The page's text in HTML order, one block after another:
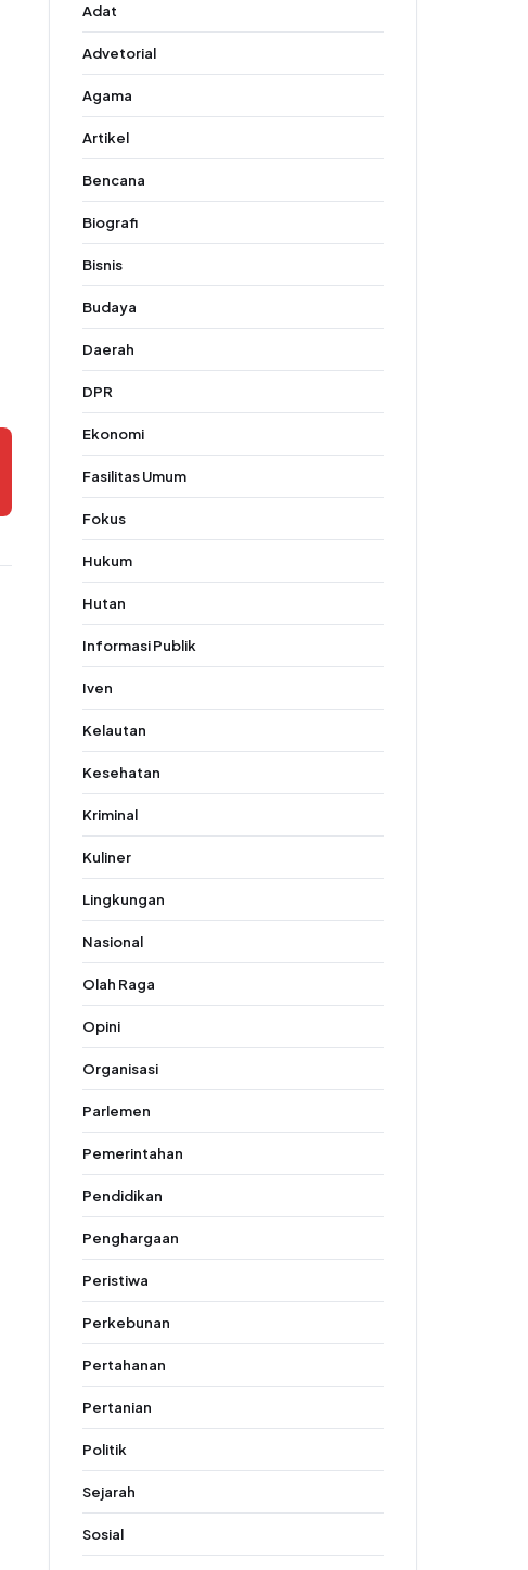
Adat
Advetorial
Agama
Artikel
Bencana
Biografi
Bisnis
Budaya
Daerah
DPR
Ekonomi
Fasilitas Umum
Fokus
Hukum
Hutan
Informasi Publik
Iven
Kelautan
Kesehatan
Kriminal
Kuliner
Lingkungan
Nasional
Olah Raga
Opini
Organisasi
Parlemen
Pemerintahan
Pendidikan
Penghargaan
Peristiwa
Perkebunan
Pertahanan
Pertanian
Politik
Sejarah
Sosial